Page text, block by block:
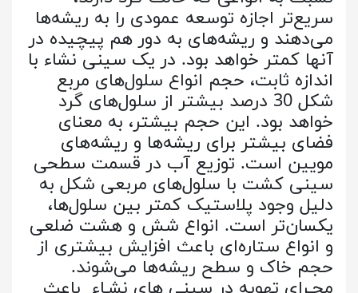
سریع‌تر اجازه توسعه عمودی را به ریشه‌ها
می‌دهند و ریشه‌های به دور هم پیچیده در
آنها کمتر خواهد بود. در یک سینی نشاء با
اندازه ثابت، حجم انواع سلول‌های مربع
شکل 30 درصد بیشتر از سلول‌های گرد
خواهد بود. این حجم بیشتر، به معنای
فضای بیشتر برای ریشه‌ها و ریشه‌های
مویین است. توزیع آب در قسمت سطحی
سینی کشت با سلول‌های مربعی شکل به
دلیل وجود پلاستیک کمتر بین سلول‌ها،
یکسان‌تر است. انواع شش و هشت ضلعی
و انواع ستاره‌ای باعث افزایش بیشتری از
حجم خاک و سطح ریشه‌ها می‌شوند.